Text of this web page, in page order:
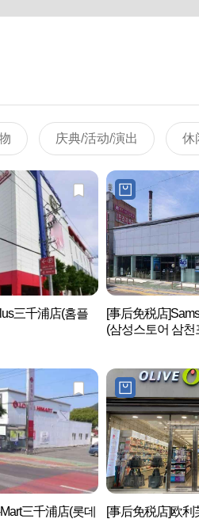
庆典/活动/演出 休
三千浦店(홈플
[事后免税店
(삼성스토어 삼천
三千浦店(롯데
[事后免税店]欧利